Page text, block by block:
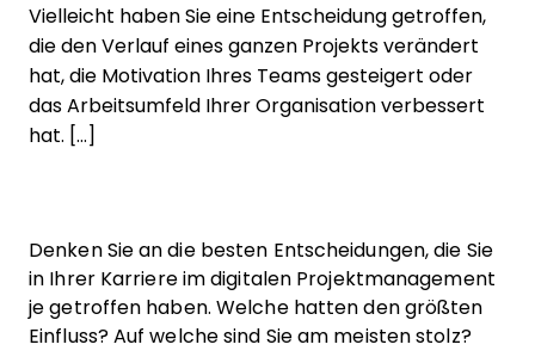
Vielleicht haben Sie eine Entscheidung getroffen,
die den Verlauf eines ganzen Projekts verändert
hat, die Motivation Ihres Teams gesteigert oder
das Arbeitsumfeld Ihrer Organisation verbessert
hat. […]
Denken Sie an die besten Entscheidungen, die Sie
in Ihrer Karriere im digitalen Projektmanagement
je getroffen haben. Welche hatten den größten
Einfluss? Auf welche sind Sie am meisten stolz?